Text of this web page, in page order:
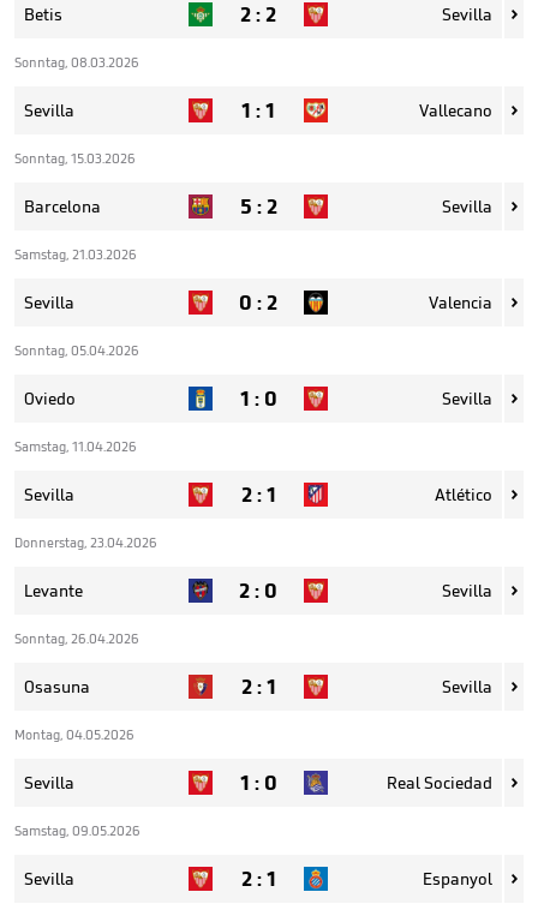
Betis 2:2 Sevilla 
Sonntag, 08.03.2026
Sevilla 1 :1 Vallecano 
Sonntag, 15.03.2026
Barcelona 5 :2 Sevilla 
Samstag, 21.03.2026
Sevilla 0 :2 Valencia 
Sonntag, 05.04.2026
Oviedo 1 : 0 Sevilla 
Samstag, 11.04.2026
Sevilla 2:1 Atlético 
Donnerstag, 23.04.2026
Levante 2: 0 Sevilla 
Sonntag, 26.04.2026
Osasuna 2:1 Sevilla 
Montag, 04.05.2026
Sevilla 1 : 0 Real Sociedad 
Samstag, 09.05.2026
Sevilla 2:1 Espanyol 